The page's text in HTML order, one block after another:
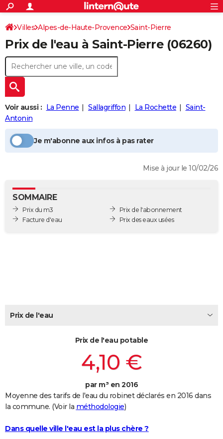
ACTUALITÉS
Politique
Société
Faits Divers
Education
Monde
Villes
+
SPORT
Coupe du monde 2026
Football
Tennis
Cyclisme
Rugby
Forum
Programme TV
TNTStreaming
Cinéma
Sorties cinéma
Musique
Retraite
Impôts
Epargne
Immobilier
Risques naturels par ville
Banque
Assurance
Crédit
AUTO
Essais
Réserver un essai
Citadines
Berlines
SUV
Forum auto
+
Mobiles
Meilleur smartphone
Internet
Ordinateurs
Jeux vidéo
Guide high-tech
+BRICOLAGE
Forum
Aménagement intérieur
Extérieur
Cuisine
Salle de bains
Jardinage
Rangement
+WEEK-END
Art de vivre
Bien-être
Loisirs
Mode
Modes de vie
SANTE
Alimentation
Guide de la santé
Maladies
Médicaments
Sommeil
VOYAGE
Carte de Noël
Carte Bonne année
Carte Saint-Valentin
Carte Pâques
Carte d'anniversaire
DICTIONNAIRE
FORUM
Rechercher
S'inscrire
Connexion
Villes Alpes-de-Haute-Provence Saint-Pierre
Prix de l'eau
Prix de l'eau à Saint-Pierre(06260)
Voir aussi : La Penne Sallagriffon La Rochette
Saint-
Antonin
Je m'abonne aux infos à pas rater
Mise à jour le 10/02/26
SOMMAIRE
Prix du m3
Facture d'eau
Prix de l'abonnement
Prix des eaux usées
Prix de l'eau
Prix de l'eau potable
4,10 €
par m³ en 2016
Moyenne des tarifs de l'eau du robinet déclarés en 2016 dans
la commune. (Voir la méthodologie)
Dans quelle ville l'eau est la plus chère ?